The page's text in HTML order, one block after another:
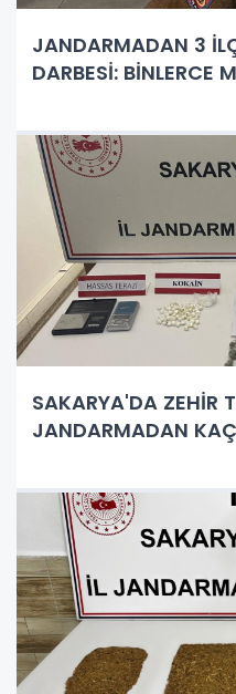
JANDARMADAN 3
DARBESİ: BİNLERCE
SAKARYA'DA ZEHİR
JANDARMADAN